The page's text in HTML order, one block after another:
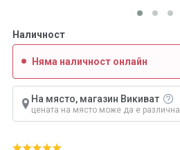
Наличност
Няма наличност онлайн
На място, магазин Викиват
цената на място може да е различна